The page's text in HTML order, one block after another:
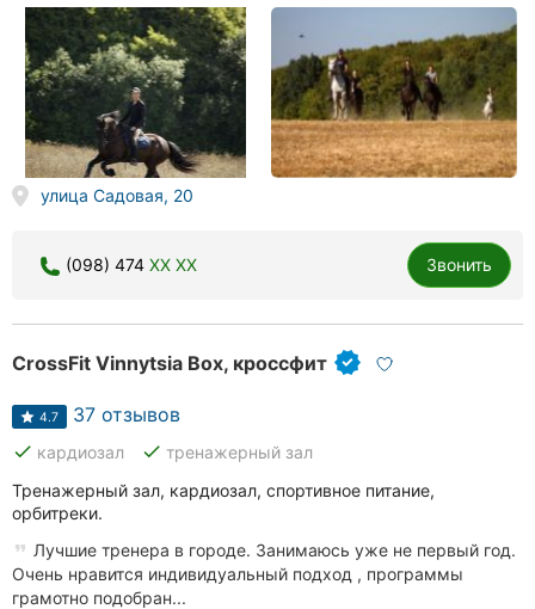
улица Садовая, 20
(098) 474 XX XX Звонить
CrossFit Vinnytsia Box, кроссфит
4.7 37 отзывов
done кардиозал done тренажерный зал
Тренажерный зал, кардиозал, спортивное питание,
орбитреки.
Лучшие тренера в городе. Занимаюсь уже не первый год.
Очень нравится индивидуальный подход , программы
грамотно подобран...